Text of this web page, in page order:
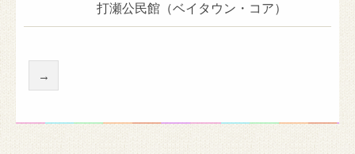
打瀬公民館（ベイタウン・コア）
→